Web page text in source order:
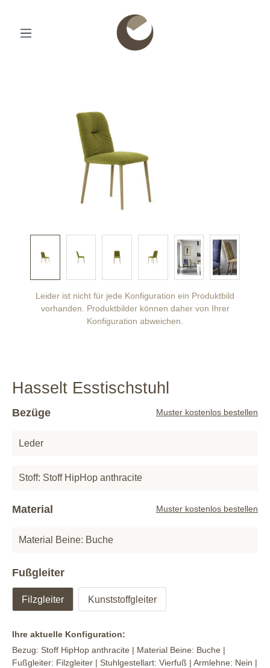
Leider ist nicht für jede Konfiguration ein Produktbild
vorhanden. Produktbilder können daher von Ihrer
Konfiguration abweichen.
Hasselt Esstischstuhl
Bezüge Muster kostenlos bestellen
Leder
Stoff: Stoff HipHop anthracite
Material Muster kostenlos bestellen
Material Beine: Buche
Fußgleiter
Filzgleiter Kunststoffgleiter
Ihre aktuelle Konfiguration:
Bezug: Stoff HipHop anthracite | Material Beine: Buche |
Fußgleiter: Filzgleiter | Stuhlgestellart: Vierfuß | Armlehne: Nein |